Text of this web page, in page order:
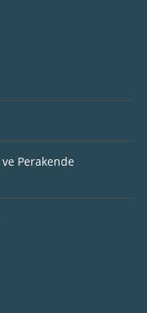
Perakende